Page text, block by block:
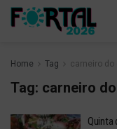
Home Tag carneiro do
Tag: carneiro
Quinta